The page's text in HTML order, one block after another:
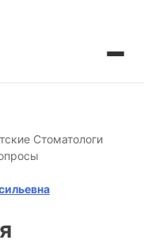
Стоматологи